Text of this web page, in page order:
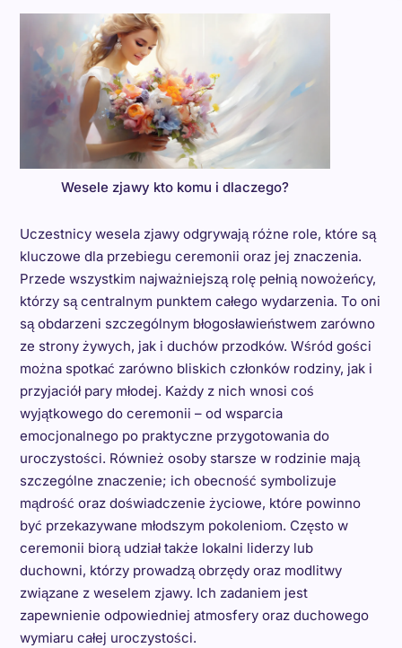
Wesele zjawy kto komu i dlaczego?
Uczestnicy wesela zjawy odgrywają różne role, które są
kluczowe dla przebiegu ceremonii oraz jej znaczenia.
Przede wszystkim najważniejszą rolę pełnią nowożeńcy,
którzy są centralnym punktem całego wydarzenia. To oni
są obdarzeni szczególnym błogosławieństwem zarówno
ze strony żywych, jak i duchów przodków. Wśród gości
można spotkać zarówno bliskich członków rodziny, jak i
przyjaciół pary młodej. Każdy z nich wnosi coś
wyjątkowego do ceremonii – od wsparcia
emocjonalnego po praktyczne przygotowania do
uroczystości. Również osoby starsze w rodzinie mają
szczególne znaczenie; ich obecność symbolizuje
mądrość oraz doświadczenie życiowe, które powinno
być przekazywane młodszym pokoleniom. Często w
ceremonii biorą udział także lokalni liderzy lub
duchowni, którzy prowadzą obrzędy oraz modlitwy
związane z weselem zjawy. Ich zadaniem jest
zapewnienie odpowiedniej atmosfery oraz duchowego
wymiaru całej uroczystości.